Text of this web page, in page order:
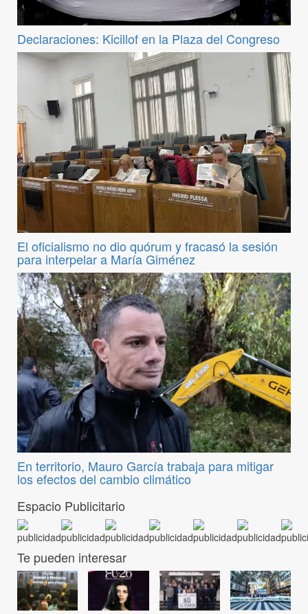
Declaraciones: Kicillof en la Plaza del Congreso
El oficialismo no dio quórum y fracasó la sesión
para interpelar a María Giménez
En territorio, Mauro García trabaja para mitigar
los efectos del cambio climático
Espacio Publicitario
Te pueden interesar